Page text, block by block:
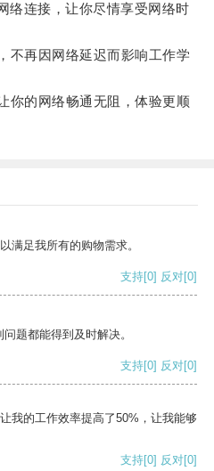
络连接，让你尽情享受网络时
再因网络延迟而影响工作学
的网络畅通无阻，体验更顺
满足我所有的购物需求。
支持[0] 反对[0]
题都能得到及时解决。
支持[0] 反对[0]
我的工作效率提高了50%，让我能够
支持[0] 反对[0]